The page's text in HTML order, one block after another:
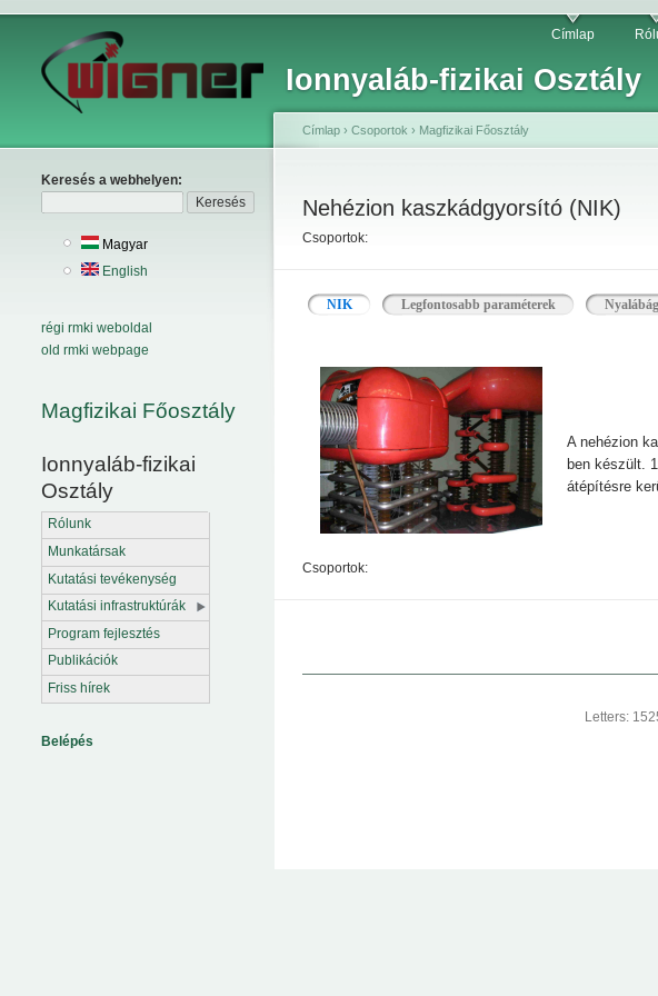
Ionnyaláb-fizikai Osztály
Címlap
Keresés a webhelyen:
Magyar
English
régi rmki weboldal
old rmki webpage
Magfizikai Főosztály
Ionnyaláb-fizikai
Osztály
Rólunk
Munkatársak
Kutatási tevékenység
Kutatási infrastruktúrák
Program fejlesztés
Publikációk
Friss hírek
Belépés
Címlap › Csoportok › Magfizikai Főosztály
Nehézion kaszkádgyorsító (NIK)
Csoportok:
NIK Legfontosabb paraméterek Nyalábág
A nehézion
ben készült.
átépítésre
Csoportok:
Letters: